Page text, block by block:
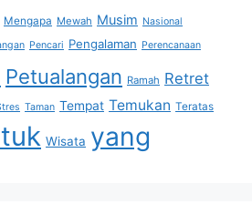
Mengapa Mewah Musim Nasional
Pencari Pengalaman Perencanaan
Petualangan Ramah Retret
Taman Tempat Temukan Teratas
Wisata yang